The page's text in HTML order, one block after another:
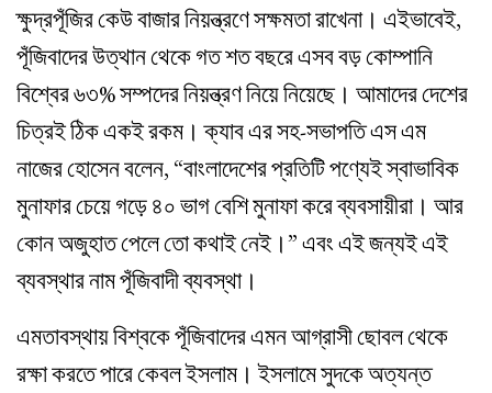
ক্ষুদ্রপূঁজির কেউ বাজার নিয়ন্ত্রণে সক্ষমতা রাখেনা। এইভাবেই,
পূঁজিবাদের উত্থান থেকে গত শত বছরে এসব বড় কোম্পানি
বিশ্বের ৬৩% সম্পদের নিয়ন্ত্রণ নিয়ে নিয়েছে। আমাদের দেশের
চিত্রই ঠিক একই রকম। ক্যাব এর সহ-সভাপতি এস এম
নাজের হোসেন বলেন, “বাংলাদেশের প্রতিটি পণ্যেই স্বাভাবিক
মুনাফার চেয়ে গড়ে ৪০ ভাগ বেশি মুনাফা করে ব্যবসায়ীরা। আর
কোন অজুহাত পেলে তো কথাই নেই।” এবং এই জন্যই এই
ব্যবস্থার নাম পূঁজিবাদী ব্যবস্থা।
এমতাবস্থায় বিশ্বকে পূঁজিবাদের এমন আগ্রাসী ছোবল থেকে
রক্ষা করতে পারে কেবল ইসলাম। ইসলামে সুদকে অত্যন্ত